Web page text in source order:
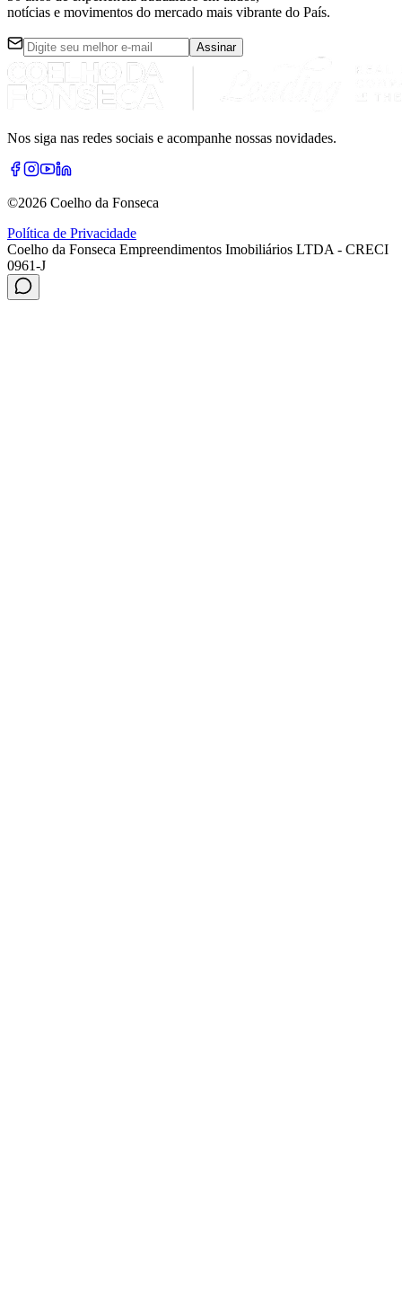
notícias e movimentos do mercado mais vibrante do País.
Assinar
Nos siga nas redes sociais e acompanhe nossas novidades.
©2026 Coelho da Fonseca
Política de Privacidade
Coelho da Fonseca Empreendimentos Imobiliários LTDA - CRECI
0961-J